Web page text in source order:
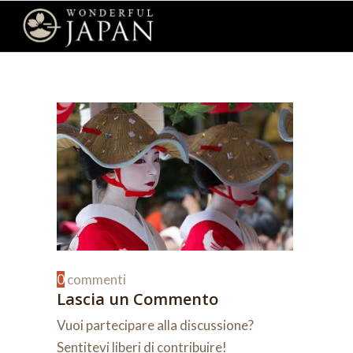
0commenti
Lascia un Commento
Vuoi partecipare alla discussione?
Sentitevi liberi di contribuire!